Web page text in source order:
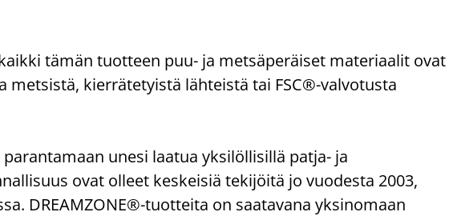
tämän tuotteen puu- ja metsäperäiset materiaalit ovat
metsistä, kierrätetyistä lähteistä tai FSC®-valvotusta
unesi laatua yksilöllisillä patja- ja
ovat olleet keskeisiä tekijöitä jo vuodesta 2003,
DREAMZONE®-tuotteita on saatavana yksinomaan